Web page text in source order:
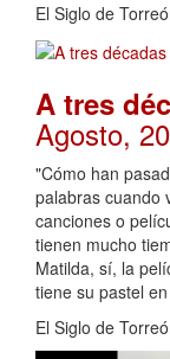
El Siglo de
A tres
Agosto,
"Cómo han
palabras cuando
canciones o
tienen mucho
Matilda, sí, la
tiene su pastel
El Siglo de